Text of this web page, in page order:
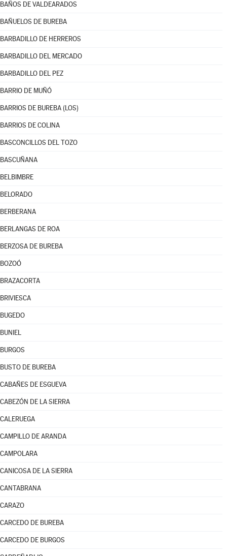
BAÑOS DE VALDEARADOS
BAÑUELOS DE BUREBA
BARBADILLO DE HERREROS
BARBADILLO DEL MERCADO
BARBADILLO DEL PEZ
BARRIO DE MUÑÓ
BARRIOS DE BUREBA (LOS)
BARRIOS DE COLINA
BASCONCILLOS DEL TOZO
BASCUÑANA
BELBIMBRE
BELORADO
BERBERANA
BERLANGAS DE ROA
BERZOSA DE BUREBA
BOZOÓ
BRAZACORTA
BRIVIESCA
BUGEDO
BUNIEL
BURGOS
BUSTO DE BUREBA
CABAÑES DE ESGUEVA
CABEZÓN DE LA SIERRA
CALERUEGA
CAMPILLO DE ARANDA
CAMPOLARA
CANICOSA DE LA SIERRA
CANTABRANA
CARAZO
CARCEDO DE BUREBA
CARCEDO DE BURGOS